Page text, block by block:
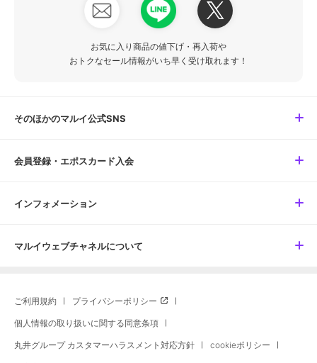
お気に入り商品の値下げ・再入荷や
おトクなセール情報がいち早く受け取れます！
そのほかのマルイ公式SNS
会員登録・エポスカード入会
インフォメーション
マルイウェブチャネルについて
ご利用規約 プライバシーポリシー
個人情報の取り扱いに関する同意条項
丸井グループ カスタマーハラスメント対応方針 cookieポリシー